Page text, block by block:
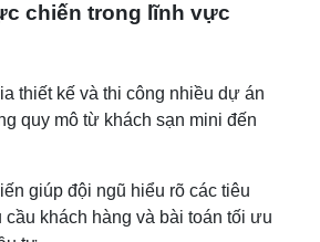
chiến trong lĩnh vực
thiết kế và thi công nhiều dự án
quy mô từ khách sạn mini đến
giúp đội ngũ hiểu rõ các tiêu
cầu khách hàng và bài toán tối ưu